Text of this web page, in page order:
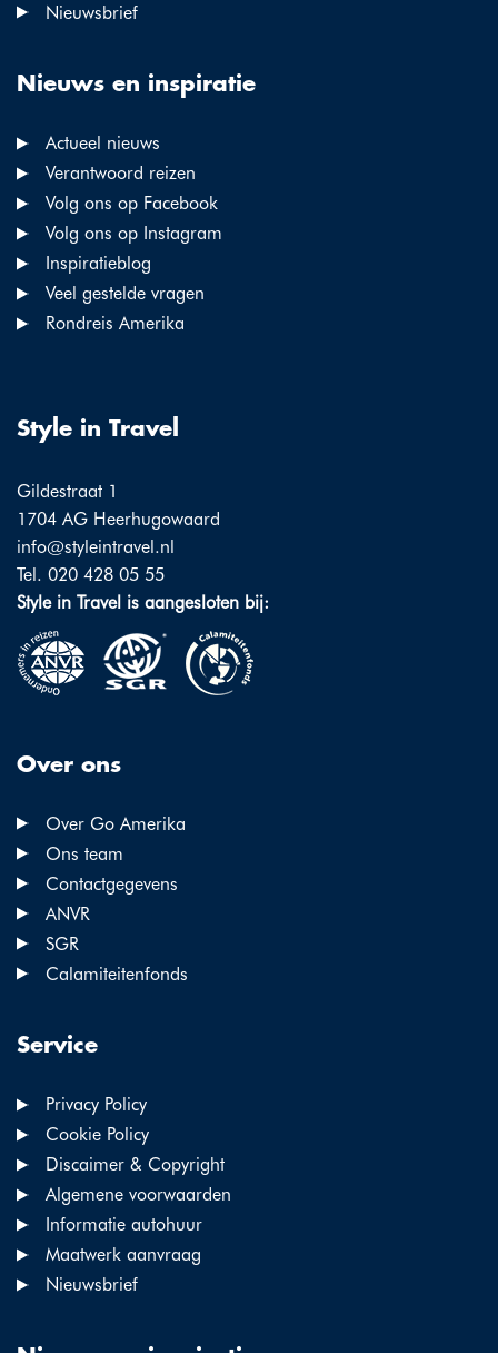
Nieuwsbrief
Nieuws en inspiratie
Actueel nieuws
Verantwoord reizen
Volg ons op Facebook
Volg ons op Instagram
Inspiratieblog
Veel gestelde vragen
Rondreis Amerika
Style in Travel
Gildestraat 1
1704 AG Heerhugowaard
info@styleintravel.nl
Tel. 020 428 05 55
Style in Travel is aangesloten bij:
Over ons
Over Go Amerika
Ons team
Contactgegevens
ANVR
SGR
Calamiteitenfonds
Service
Privacy Policy
Cookie Policy
Discaimer & Copyright
Algemene voorwaarden
Informatie autohuur
Maatwerk aanvraag
Nieuwsbrief